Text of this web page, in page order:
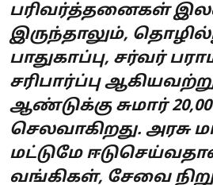
பரிவர்த்தனைகள்
இருந்தாலும்,
பாதுகாப்பு, சர்வர்
சரிபார்ப்பு
ஆண்டுக்கு சுமார்
செலவாகிறது. அரசு
மட்டுமே
வங்கிகள், சேவை